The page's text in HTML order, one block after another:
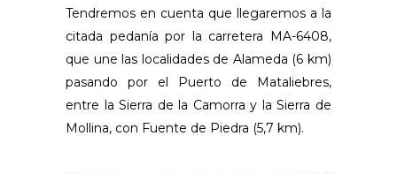
Tendremos en cuenta que llegaremos a la
citada pedanía por la carretera MA-6408,
que une las localidades de Alameda (6 km)
pasando por el Puerto de Mataliebres,
entre la Sierra de la Camorra y la Sierra de
Mollina, con Fuente de Piedra (5,7 km).